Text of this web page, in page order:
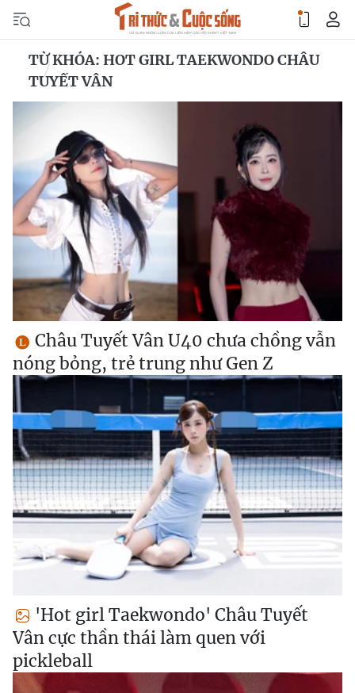
TỪ KHÓA: HOT GIRL TAEKWONDO CHÂU
TUYẾT VÂN
Châu Tuyết Vân U40 chưa chồng vẫn
nóng bỏng, trẻ trung như Gen Z
'Hot girl Taekwondo' Châu Tuyết
Vân cực thần thái làm quen với
pickleball